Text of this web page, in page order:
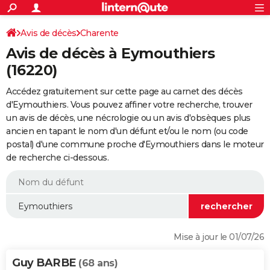
ACTUALITÉS
Politique
Société
Faits Divers
Education
Monde
Villes
+
SPORT
Coupe du monde 2026
Football
Tennis
Cyclisme
Rugby
Forum
FINANCE
Retraite
Impôts
Epargne
Immobilier
Risques naturels par ville
Banque
Assurance
Crédit
AUTO
Essais
Réserver un essai
Citadines
Berlines
SUV
Forum auto
+
HIGH-TECH
Mobiles
Meilleur smartphone
Internet
Ordinateurs
Jeux vidéo
Guide high-tech
+
BRICOLAGE
Forum
Aménagement intérieur
Extérieur
Cuisine
Salle de bains
Jardinage
Rangement
WEEK-END
Guides de France
Escapades
Patrimoine
Expositions
Musées
Week-end nature
LIFESTYLE
Alimentation
Guide de la santé
Maladies
Médicaments
Sommeil
VOYAGE
Connexion
Avis de décès Charente
Avis de décès à Eymouthiers
(16220)
Accédez gratuitement sur cette page au carnet des décès
d'Eymouthiers. Vous pouvez affiner votre recherche, trouver
un avis de décès, une nécrologie ou un avis d'obsèques plus
ancien en tapant le nom d'un défunt et/ou le nom (ou code
postal) d'une commune proche d'Eymouthiers dans le moteur
de recherche ci-dessous.
Mise à jour le 01/07/26
Guy BARBE (68 ans)